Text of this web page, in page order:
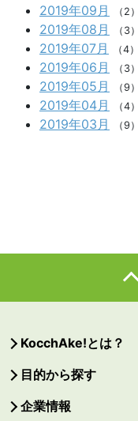
2019年09月 （2）
2019年08月 （3）
2019年07月 （4）
2019年06月 （3）
2019年05月 （9）
2019年04月 （4）
2019年03月 （9）
KocchAke!とは？
目的から探す
企業情報